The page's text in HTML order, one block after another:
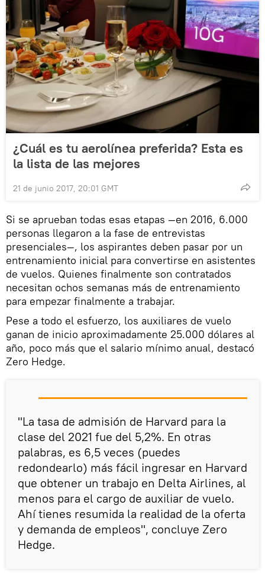
¿Cuál es tu aerolínea preferida? Esta es
la lista de las mejores
21 de junio 2017, 20:01 GMT
Si se aprueban todas esas etapas —en 2016, 6.000
personas llegaron a la fase de entrevistas
presenciales—, los aspirantes deben pasar por un
entrenamiento inicial para convertirse en asistentes
de vuelos. Quienes finalmente son contratados
necesitan ochos semanas más de entrenamiento
para empezar finalmente a trabajar.
Pese a todo el esfuerzo, los auxiliares de vuelo
ganan de inicio aproximadamente 25.000 dólares al
año, poco más que el salario mínimo anual, destacó
Zero Hedge.
"La tasa de admisión de Harvard para la
clase del 2021 fue del 5,2%. En otras
palabras, es 6,5 veces (puedes
redondearlo) más fácil ingresar en Harvard
que obtener un trabajo en Delta Airlines, al
menos para el cargo de auxiliar de vuelo.
Ahí tienes resumida la realidad de la oferta
y demanda de empleos", concluye Zero
Hedge.